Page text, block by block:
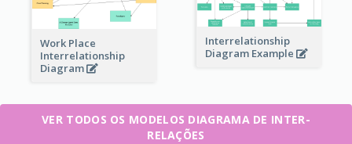
Work Place
Interrelationship
Diagram
Interrelationship
Diagram Example
VER TODOS OS MODELOS DIAGRAMA DE INTER-
RELAÇÕES